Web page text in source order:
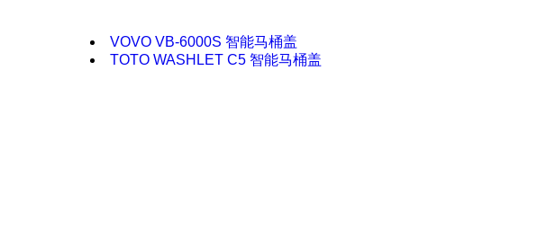
VOVO VB-6000S 智能马桶盖
TOTO WASHLET C5 智能马桶盖